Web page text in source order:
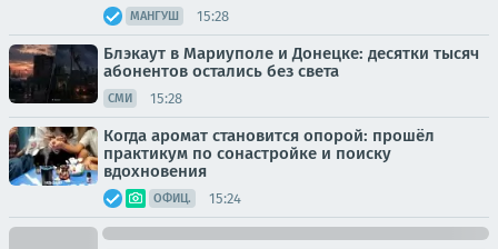
МАНГУШ 15:28
Блэкаут в Мариуполе и Донецке: десятки тысяч
абонентов остались без света
СМИ 15:28
Когда аромат становится опорой: прошёл
практикум по сонастройке и поиску
вдохновения
ОФИЦ. 15:24